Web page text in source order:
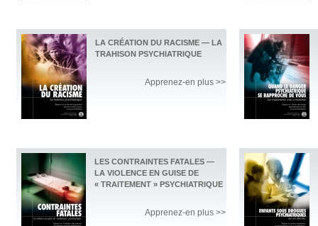
LA CRÉATION DU RACISME — LA
TRAHISON PSYCHIATRIQUE
Apprenez-en plus >>
LES CONTRAINTES FATALES —
LA VIOLENCE EN GUISE DE
« TRAITEMENT » PSYCHIATRIQUE
Apprenez-en plus >>